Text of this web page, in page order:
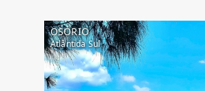
OSÓRIO
Atlântida Sul